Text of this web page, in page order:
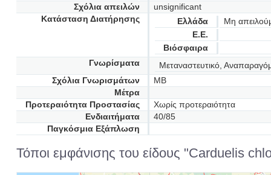
Σχόλια απειλών
unsignificant
Κατάσταση Διατήρησης
Ελλάδα
Μη
Ε.Ε.
Βιόσφαιρα
Γνωρίσματα
Μεταναστευτικό,
Σχόλια Γνωρισμάτων
MB
Μέτρα
Προτεραιότητα Προστασίας
Χωρίς προτεραιότητα
Ενδιαιτήματα
40/85
Παγκόσμια Εξάπλωση
Τόποι εμφάνισης του είδους "Carduelis